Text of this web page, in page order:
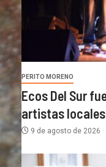
PERITO MORENO
Ecos Del Sur
artistas locales
9 de agosto de 2026